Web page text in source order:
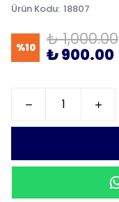
Ürün Kodu: 18807
%10 ₺ 1,000.00
₺ 900.00